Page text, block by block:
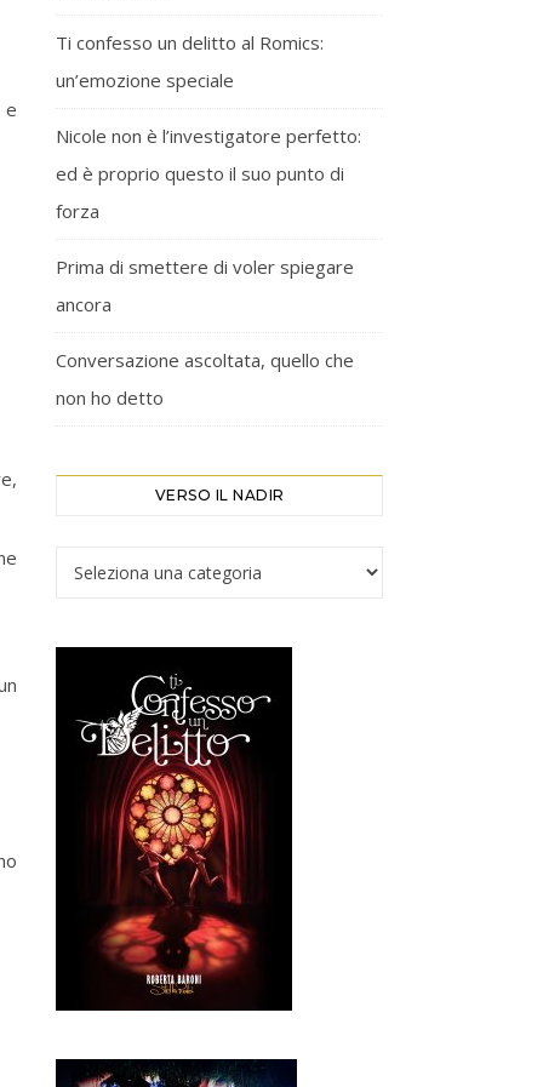
e
Ti confesso un delitto al Romics:
un’emozione speciale
Nicole non è l’investigatore perfetto:
ed è proprio questo il suo punto di
forza
Prima di smettere di voler spiegare
ancora
Conversazione ascoltata, quello che
non ho detto
VERSO IL NADIR